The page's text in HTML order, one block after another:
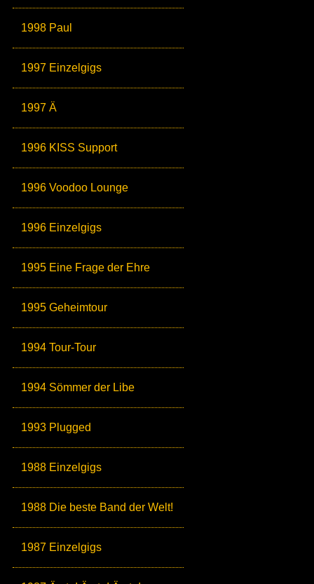
1998 Paul
1997 Einzelgigs
1997 Ä
1996 KISS Support
1996 Voodoo Lounge
1996 Einzelgigs
1995 Eine Frage der Ehre
1995 Geheimtour
1994 Tour-Tour
1994 Sömmer der Libe
1993 Plugged
1988 Einzelgigs
1988 Die beste Band der Welt!
1987 Einzelgigs